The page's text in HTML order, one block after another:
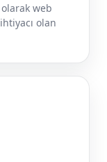
web
olan